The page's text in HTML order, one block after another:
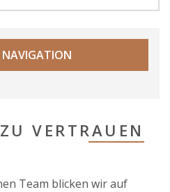
VERTRAUEN
Team blicken wir auf